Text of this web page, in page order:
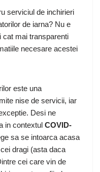
serviciul de inchirieri
de iarna? Nu e
cat mai transparenti
necesare acestei
este una
nise de servicii, iar
Desi ne
in contextul COVID-
sa se intoarca acasa
dragi (asta daca
cei care vin de